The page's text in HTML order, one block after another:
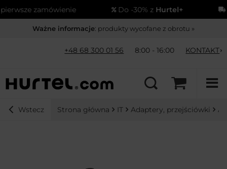
zamówienie Do -30% zHurtel+
Ważne informacje: produkty wycofane z obrotu »
+48 68 300 01 56 8:00 - 16:00 KONTAKT
Wstecz Strona główna IT Adaptery, przejściówki